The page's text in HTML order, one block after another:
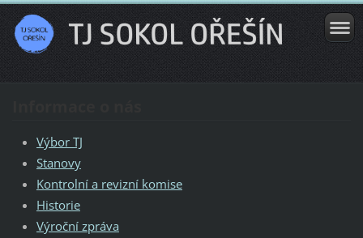
Výbor TJ
Stanovy
Kontrolní a revizní komise
Historie
Výroční zpráva